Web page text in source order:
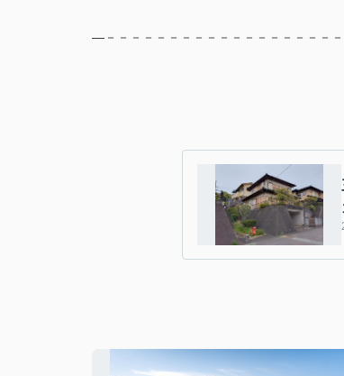
―－－－－－－－－－－－－－－－－－－